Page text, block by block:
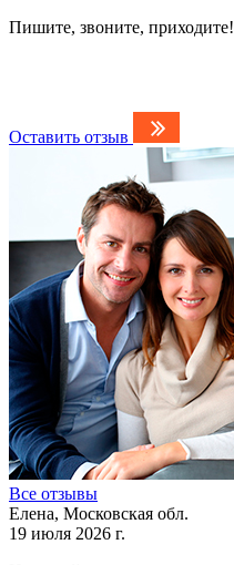
Пишите, звоните, приходите!
Оставить отзыв
Все отзывы
Елена, Московская обл.
19 июля 2026 г.